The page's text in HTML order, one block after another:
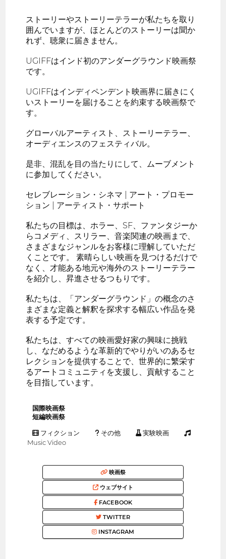
ストーリーやストーリーテラーが私たちを取り
囲んでいますが、ほとんどのストーリーは聞か
れず、聴衆に届きません。
UGIFFはインド初のアンダーグラウンド映画祭
です。
UGIFFはインディペンデント映画界に届きにく
いストーリーを届けることを約束する映画祭で
す。
グローバルアーティスト、ストーリーテラー、
オーディエンスのフェスティバル。
是非、混乱を目の当たりにして、ムーブメント
に参加してください。
セレブレーション・シネマ | アート・プロモー
ション | アーティスト・サポート
私たちの目標は、ホラー、SF、ファンタジーか
らコメディ、スリラー、音楽関連の映画まで、
さまざまなジャンルをお客様に理解していただ
くことです。 素晴らしい映画を見つけるだけで
なく、才能ある地元や海外のストーリーテラー
を紹介し、昇進させるつもりです。
私たちは、「アンダーグラウンド」の概念のさ
まざまな定義と解釈を探求する幅広い作品を発
表する予定です。
私たちは、すべての映画愛好家の興味に挑戦
し、なだめるような革新的でやりがいのあるセ
レクションを提供することで、世界的に繁栄す
るアートコミュニティを支援し、貢献すること
を目指しています。
国際映画祭
短編映画祭
フィクション その他
実験映画
Music Video
映画祭
ウェブサイト
FACEBOOK
TWITTER
INSTAGRAM